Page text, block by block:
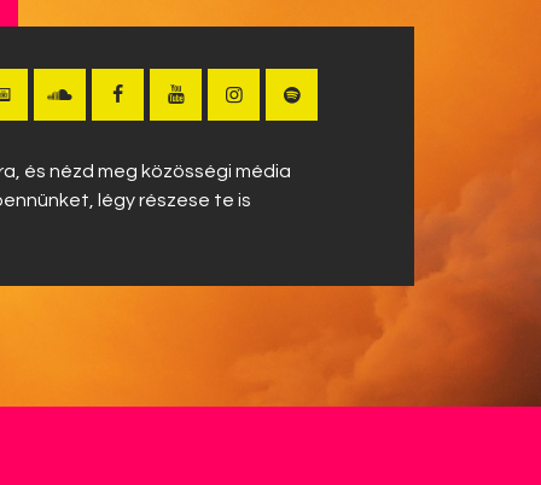
és nézd meg közösségi média
légy részese te is